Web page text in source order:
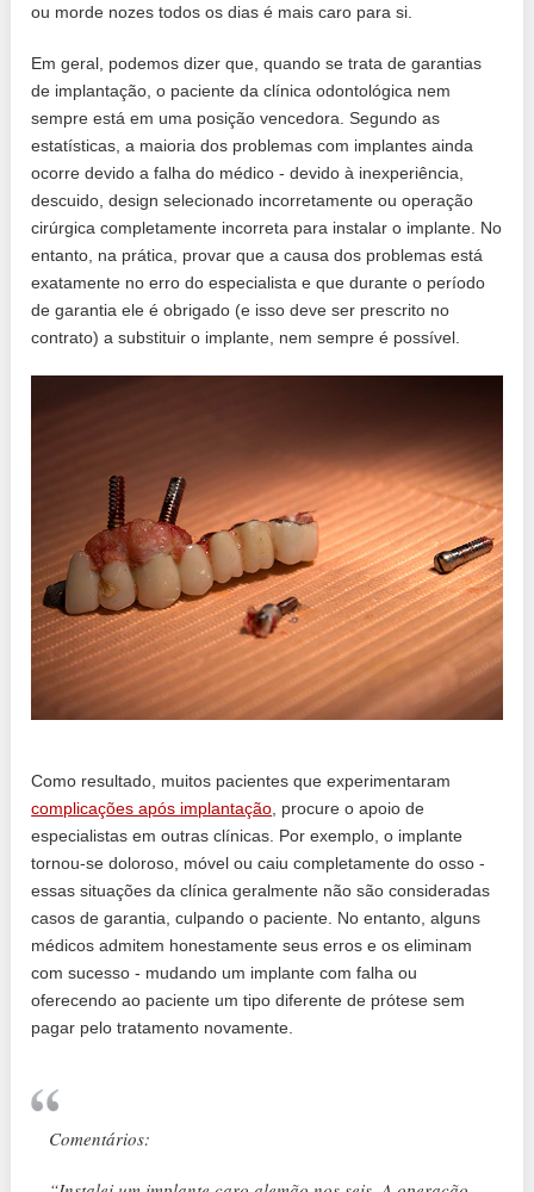
ou morde nozes todos os dias é mais caro para si.
Em geral, podemos dizer que, quando se trata de garantias
de implantação, o paciente da clínica odontológica nem
sempre está em uma posição vencedora. Segundo as
estatísticas, a maioria dos problemas com implantes ainda
ocorre devido a falha do médico - devido à inexperiência,
descuido, design selecionado incorretamente ou operação
cirúrgica completamente incorreta para instalar o implante. No
entanto, na prática, provar que a causa dos problemas está
exatamente no erro do especialista e que durante o período
de garantia ele é obrigado (e isso deve ser prescrito no
contrato) a substituir o implante, nem sempre é possível.
Como resultado, muitos pacientes que experimentaram
complicações após implantação , procure o apoio de
especialistas em outras clínicas. Por exemplo, o implante
tornou-se doloroso, móvel ou caiu completamente do osso -
essas situações da clínica geralmente não são consideradas
casos de garantia, culpando o paciente. No entanto, alguns
médicos admitem honestamente seus erros e os eliminam
com sucesso - mudando um implante com falha ou
oferecendo ao paciente um tipo diferente de prótese sem
pagar pelo tratamento novamente.
Comentários: